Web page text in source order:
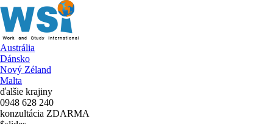
Austrália
Dánsko
Nový Zéland
Malta
ďalšie krajiny
0948 628 240
konzultácia ZDARMA